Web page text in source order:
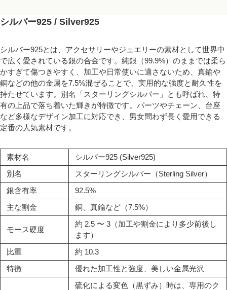
シルバー925 / Silver925
シルバー925とは、アクセサリーやジュエリーの素材として世界中
で広く愛されている銀の合金です。純銀（99.9%）のままでは柔ら
かすぎて傷つきやすく、加工や日常使いに適さないため、真鍮や
銅などの他の金属を7.5%混ぜることで、実用的な強度と耐久性を
持たせています。別名「スターリングシルバー」とも呼ばれ、特
有の上品で落ち着いた輝きが特徴です。パーツやチェーン、台座
など多様なデザイン加工に対応でき、男女問わず長く愛用できる
定番の人気素材です。
素材名
シルバー925 (Silver925)
別名
スターリングシルバー（Sterling Silver）
銀含有率
92.5%
主な割金
銅、真鍮など（7.5%）
モース硬度
約 2.5 〜 3（加工や割金により多少前後し
ます）
比重
約 10.3
特徴
優れた加工性と強度、美しい金属光沢
硫化による変色（黒ずみ）時は、専用のク